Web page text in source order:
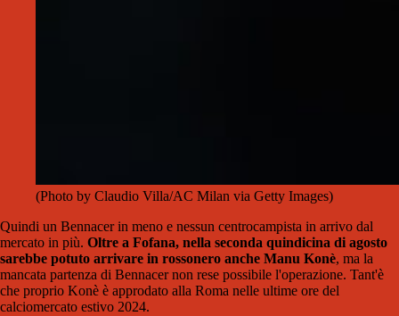
(Photo by Claudio Villa/AC Milan via Getty Images)
Quindi un Bennacer in meno e nessun centrocampista in arrivo dal
mercato in più. Oltre a Fofana, nella seconda quindicina di agosto
sarebbe potuto arrivare in rossonero anche Manu Konè, ma la
mancata partenza di Bennacer non rese possibile l'operazione. Tant'è
che proprio Konè è approdato alla Roma nelle ultime ore del
calciomercato estivo 2024.